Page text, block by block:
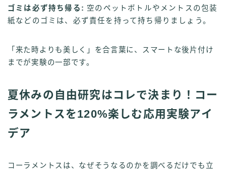
ゴミは必ず持ち帰る: 空のペットボトルやメントスの包装
紙などのゴミは、必ず責任を持って持ち帰りましょう。
「来た時よりも美しく」を合言葉に、スマートな後片付け
までが実験の一部です。
夏休みの自由研究はコレで決まり！コー
ラメントスを120%楽しむ応用実験アイ
デア
コーラメントスは、なぜそうなるのかを調べるだけでも立